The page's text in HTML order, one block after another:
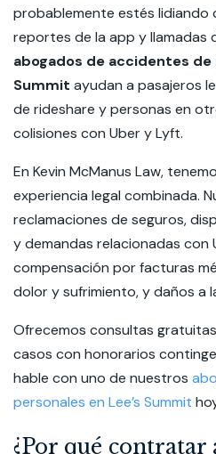
probablemente estés lidiando
reportes de la app y llamadas
abogados de accidentes de
Summit ayudan a pasajeros
de rideshare y personas en
colisiones con Uber y Lyft.
En Kevin McManus Law,
experiencia legal combinada.
reclamaciones de seguros,
y demandas relacionadas con
compensación por facturas
dolor y sufrimiento, y daños a
Ofrecemos consultas gratuitas
casos con honorarios
hable con uno de nuestros
personales en Lee’s Summit
¿Por qué contratar